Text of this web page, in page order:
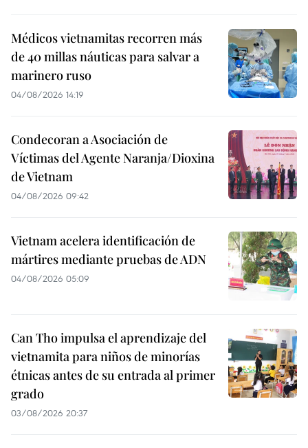
Médicos vietnamitas recorren más
de 40 millas náuticas para salvar a
marinero ruso
04/08/2026 14:19
Condecoran a Asociación de
Víctimas del Agente Naranja/Dioxina
de Vietnam
04/08/2026 09:42
Vietnam acelera identificación de
mártires mediante pruebas de ADN
04/08/2026 05:09
Can Tho impulsa el aprendizaje del
vietnamita para niños de minorías
étnicas antes de su entrada al primer
grado
03/08/2026 20:37